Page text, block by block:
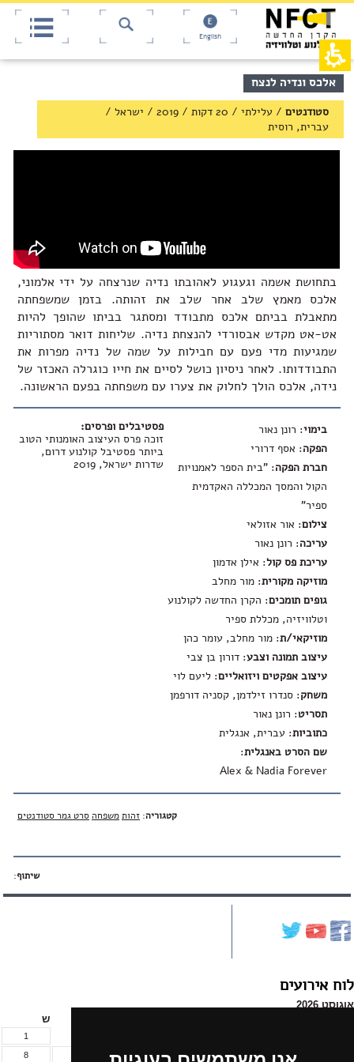
תחילתו
אינטרנט,
לחץ
אנטר
כדי
לאזור
מרכזי
ראש
באפשרותך
ללחוץ
אנטר
כדי
לדלג
English
תוכן
מרכזי,
באפשרותך
ללחוץ
אנטר
כדי
אלכס ונדיה לנצח
סטודנטים / עלילתי / 20 דקות /
2019
/ ישראל /
עברית, רוסית
בתחושת אשמה וגעגוע לאהובתו נדיה שנרצחה על ידי אלמוני,
אלכס מאמץ שלב אחר שלב את זהותה. בזמן שמשפחתה
מתאבלת בביתם אלכס מתבודד ומסתגר בביתו שהופך להיות
אט-אט מקדש אבסורדי להנצחת נדיה. שליחות דואר מסתוריות
שמגיעות מדי פעם עם חבילות על שמה של נדיה מפרות את
התבודדותו. לאחר ניסיון כושל לסיים את חייו כוגרלה האכזר של
נידה, אלכס הולך לחלוק את צערו עם משפחתה בפעם הראשונה.
פסטיבלים ופרסים:
זוכה פרס העיצוב האומנותי הטוב
ביותר פסטיבל קולנוע דרום,
שדרות ישראל, 2019
בימוי: רונן נאור
הפקה: אסף דרורי
חברת הפקה: "בית הספר לאמנויות
הקול והמסך המכללה האקדמית
ספיר"
צילום: אור אזולאי
עריכה: רונן נאור
עריכת פס קול: אילן אדמון
מוזיקה מקורית: מור מחלב
גופים תומכים: הקרן החדשה לקולנוע
וטלוויזיה, מכללת ספיר
מוזיקאי/ת: מור מחלב, עומר כהן
עיצוב תמונה וצבע: דורון בן צבי
עיצוב אפקטים ויזואליים: ליעם לוי
משחק: סנדרו זילדמן, קסניה דורפמן
תסריט: רונן נאור
כתוביות: עברית, אנגלית
שם הסרט באנגלית:
Alex & Nadia Forever
קטגוריה: זהותמשפחה סרט גמר סטודנטים
שיתוף:
לוח אירועים
אוגוסט 2026
ש
1
3
4
5
6
8